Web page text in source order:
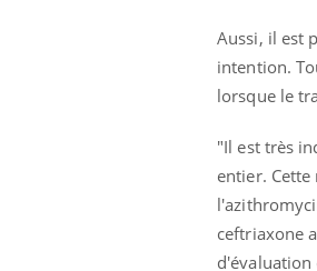
Aussi, il est
intention.
lorsque le
"Il est très
entier.
ceftriaxone
d'évaluation